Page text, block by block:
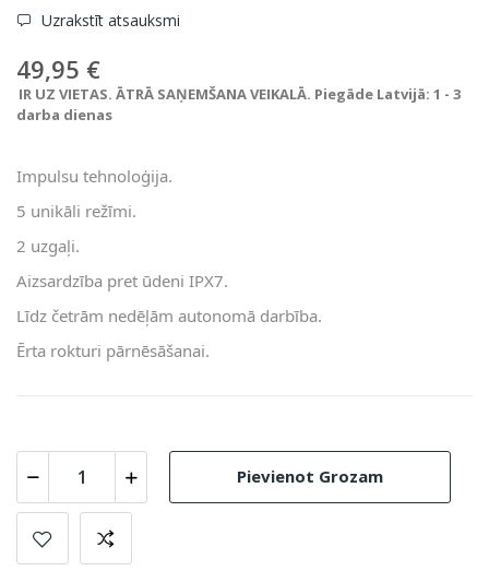
Uzrakstīt atsauksmi
49,95 €
IR UZ VIETAS. ĀTRĀ SAŅEMŠANA VEIKALĀ. Piegāde Latvijā: 1 - 3
darba dienas
Impulsu tehnoloģija.
5 unikāli režīmi.
2 uzgaļi.
Aizsardzība pret ūdeni IPX7.
Līdz četrām nedēļām autonomā darbība.
Ērta rokturi pārnēsāšanai.
Pievienot Grozam